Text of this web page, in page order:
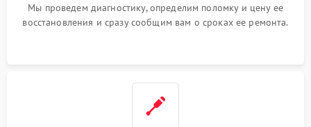
Мы проведем диагностику, определим поломку и цену ее
восстановления и сразу сообщим вам о сроках ее ремонта.